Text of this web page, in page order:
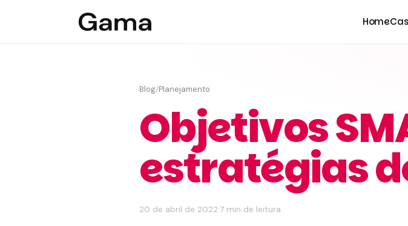
Home
Blog/Planejamento
Objetivos
estratégias
20 de abril de 2022·7 min de leitura